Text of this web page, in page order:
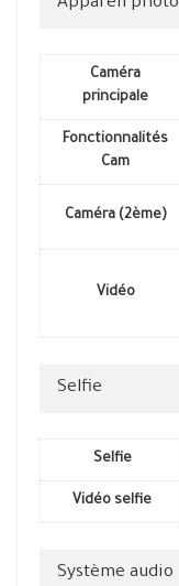
Appareil photo
Caméra
principale
Fonctionnalités
Cam
Caméra (2ème)
Vidéo
Selfie
Selfie
Vidéo selfie
Système audio